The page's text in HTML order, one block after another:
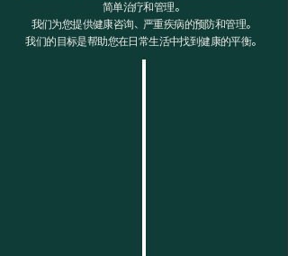
简单治疗和管理。
我们为您提供健康咨询、严重疾病的预防和管理。
我们的目标是帮助您在日常生活中找到健康的平衡。